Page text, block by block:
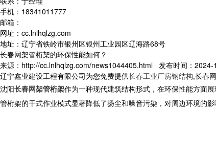
手机：18341011777
邮箱：
网址：cc.lnlhqlzg.com
地址：辽宁省铁岭市银州区银州工业园区辽海路68号
长春网架管桁架的环保性能如何？
来源：http://cc.lnlhqlzg.com/news1044405.html 发布时间：2024-
辽宁鑫业建设工程有限公司为您免费提供长春工业厂房钢结构,长春
沈阳长春网架管桁架作为一种现代建筑结构形式，在环保性能方面
管桁架的干式作业模式显著降低了扬尘和噪音污染，对周边环境的